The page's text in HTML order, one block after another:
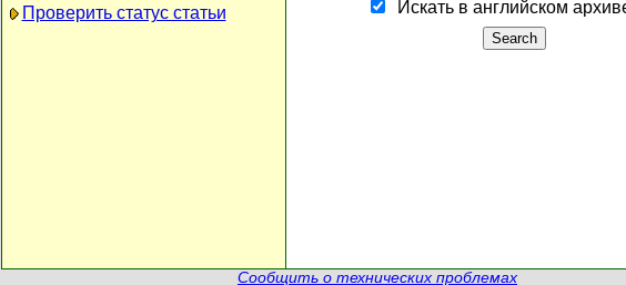
Проверить статус статьи
Искать в английском
Сообщить о технических проблемах